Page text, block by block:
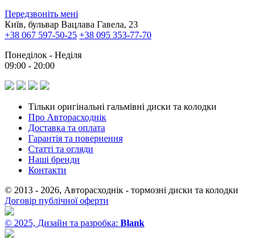
Передзвоніть мені
Київ, бульвар Вацлава Гавела, 23
+38 067 597-50-25 +38 095 353-77-70
Понеділок - Неділя
09:00 - 20:00
Тільки оригінальні гальмівні диски та колодки
Про Авторасходнік
Доставка та оплата
Гарантія та повернення
Статті та огляди
Наші бренди
Контакти
© 2013 - 2026, Авторасходнік - тормозні диски та колодки
Договір публічної оферти
© 2025, Дизайн та разробка: Blank